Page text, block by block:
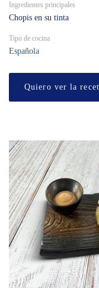
Ingredientes principales
Chopis en su tinta
Tipo de cocina
Española
Quiero ver la